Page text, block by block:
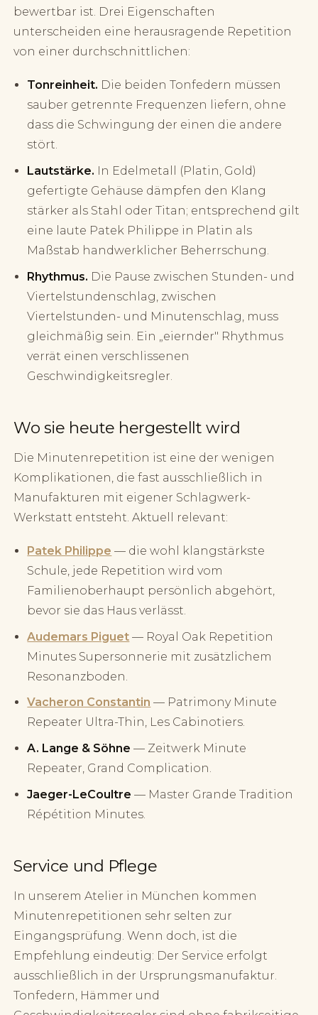
bewertbar ist. Drei Eigenschaften
unterscheiden eine herausragende Repetition
von einer durchschnittlichen:
Tonreinheit. Die beiden Tonfedern müssen
sauber getrennte Frequenzen liefern, ohne
dass die Schwingung der einen die andere
stört.
Lautstärke. In Edelmetall (Platin, Gold)
gefertigte Gehäuse dämpfen den Klang
stärker als Stahl oder Titan; entsprechend gilt
eine laute Patek Philippe in Platin als
Maßstab handwerklicher Beherrschung.
Rhythmus. Die Pause zwischen Stunden- und
Viertelstundenschlag, zwischen
Viertelstunden- und Minutenschlag, muss
gleichmäßig sein. Ein „eiernder" Rhythmus
verrät einen verschlissenen
Geschwindigkeitsregler.
Wo sie heute hergestellt wird
Die Minutenrepetition ist eine der wenigen
Komplikationen, die fast ausschließlich in
Manufakturen mit eigener Schlagwerk-
Werkstatt entsteht. Aktuell relevant:
Patek Philippe — die wohl klangstärkste
Schule, jede Repetition wird vom
Familienoberhaupt persönlich abgehört,
bevor sie das Haus verlässt.
Audemars Piguet — Royal Oak Repetition
Minutes Supersonnerie mit zusätzlichem
Resonanzboden.
Vacheron Constantin — Patrimony Minute
Repeater Ultra-Thin, Les Cabinotiers.
A. Lange & Söhne — Zeitwerk Minute
Repeater, Grand Complication.
Jaeger-LeCoultre — Master Grande Tradition
Répétition Minutes.
Service und Pflege
In unserem Atelier in München kommen
Minutenrepetitionen sehr selten zur
Eingangsprüfung. Wenn doch, ist die
Empfehlung eindeutig: Der Service erfolgt
ausschließlich in der Ursprungsmanufaktur.
Tonfedern, Hämmer und